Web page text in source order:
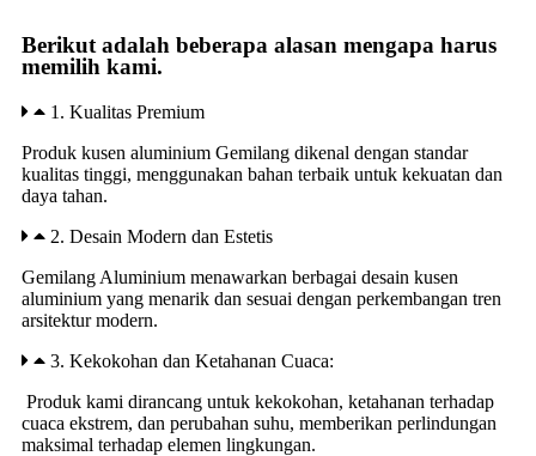
Berikut adalah beberapa alasan mengapa harus
memilih kami.
1. Kualitas Premium
Produk kusen aluminium Gemilang dikenal dengan standar
kualitas tinggi, menggunakan bahan terbaik untuk kekuatan dan
daya tahan.
2. Desain Modern dan Estetis
Gemilang Aluminium menawarkan berbagai desain kusen
aluminium yang menarik dan sesuai dengan perkembangan tren
arsitektur modern.
3. Kekokohan dan Ketahanan Cuaca:
Produk kami dirancang untuk kekokohan, ketahanan terhadap
cuaca ekstrem, dan perubahan suhu, memberikan perlindungan
maksimal terhadap elemen lingkungan.